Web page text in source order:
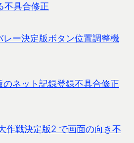
不具合修正
レー決定版ボタン位置調整機
のネット記録登録不具合修正
作戦決定版2 で画面の向き不